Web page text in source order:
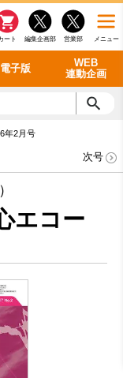
メニュー
営業部
編集企画部
ート
電子版
WEB
連動企画
看護・介護
シリーズ一覧
バックナンバー
年2月号
次号
エコー